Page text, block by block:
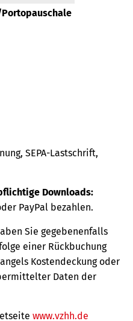
SEPA-Lastschrift,
Downloads:
PayPal bezahlen.
Sie gegebenenfalls
einer Rückbuchung
Kostendeckung oder
Daten der
www.vzhh.de